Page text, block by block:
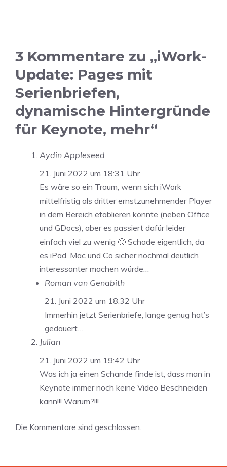
3 Kommentare zu „iWork-
Update: Pages mit
Serienbriefen,
dynamische Hintergründe
für Keynote, mehr“
Aydin Appleseed
21. Juni 2022 um 18:31 Uhr
Es wäre so ein Traum, wenn sich iWork
mittelfristig als dritter ernstzunehmender Player
in dem Bereich etablieren könnte (neben Office
und GDocs), aber es passiert dafür leider
einfach viel zu wenig 🙄 Schade eigentlich, da
es iPad, Mac und Co sicher nochmal deutlich
interessanter machen würde…
Roman van Genabith
21. Juni 2022 um 18:32 Uhr
Immerhin jetzt Serienbriefe, lange genug hat’s
gedauert…
Julian
21. Juni 2022 um 19:42 Uhr
Was ich ja einen Schande finde ist, dass man in
Keynote immer noch keine Video Beschneiden
kann!!! Warum?!!!
Die Kommentare sind geschlossen.